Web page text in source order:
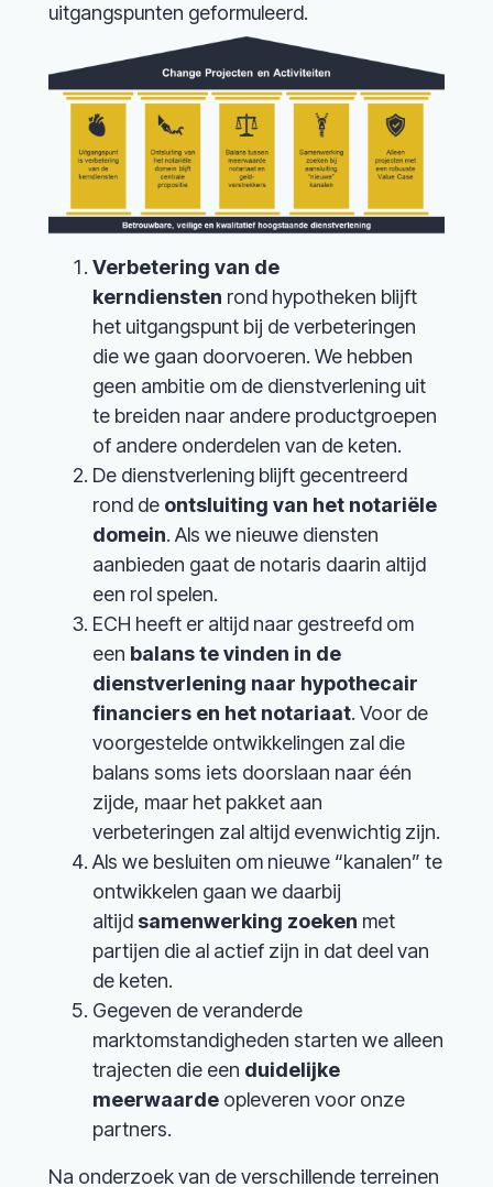
uitgangspunten geformuleerd.
Verbetering van de
kerndiensten rond hypotheken blijft
het uitgangspunt bij de verbeteringen
die we gaan doorvoeren. We hebben
geen ambitie om de dienstverlening uit
te breiden naar andere productgroepen
of andere onderdelen van de keten.
De dienstverlening blijft gecentreerd
rond de ontsluiting van het notariële
domein. Als we nieuwe diensten
aanbieden gaat de notaris daarin altijd
een rol spelen.
ECH heeft er altijd naar gestreefd om
een balans te vinden in de
dienstverlening naar hypothecair
financiers en het notariaat. Voor de
voorgestelde ontwikkelingen zal die
balans soms iets doorslaan naar één
zijde, maar het pakket aan
verbeteringen zal altijd evenwichtig zijn.
Als we besluiten om nieuwe “kanalen” te
ontwikkelen gaan we daarbij
altijd samenwerking zoeken met
partijen die al actief zijn in dat deel van
de keten.
Gegeven de veranderde
marktomstandigheden starten we alleen
trajecten die een duidelijke
meerwaarde opleveren voor onze
partners.
Na onderzoek van de verschillende terreinen